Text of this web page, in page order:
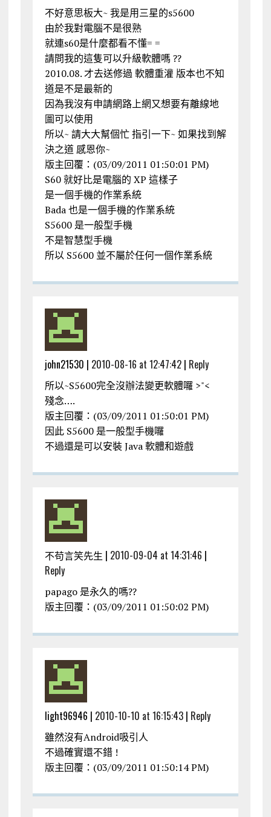
不好意思板大~ 我是用三星的s5600
由於我對電腦不是很熟
就連s60是什麼都看不懂= =
請問我的這隻可以升級軟體嗎 ??
2010.08. 才去送修過 軟體重灌 版本也不知
道是不是最新的
因為我沒有申請網路上網又想要有離線地
圖可以使用
所以~ 請大大幫個忙 指引一下~ 如果找到解
決之道 感恩你~
版主回覆：(03/09/2011 01:50:01 PM)
S60 就好比是電腦的 XP 這樣子
是一個手機的作業系統
Bada 也是一個手機的作業系統
S5600 是一般型手機
不是智慧型手機
所以 S5600 並不屬於任何一個作業系統
john21530 | 2010-08-16 at 12:47:42| Reply
所以~S5600完全沒辦法變更軟體囉 >"<
殘念….
版主回覆：(03/09/2011 01:50:01 PM)
因此 S5600 是一般型手機囉
不過還是可以安裝 Java 軟體和遊戲
不苟言笑先生 | 2010-09-04 at 14:31:46 |
Reply
papago 是永久的嗎??
版主回覆：(03/09/2011 01:50:02 PM)
light96946 | 2010-10-10 at 16:15:43| Reply
雖然沒有Android吸引人
不過確實還不錯 !
版主回覆：(03/09/2011 01:50:14 PM)